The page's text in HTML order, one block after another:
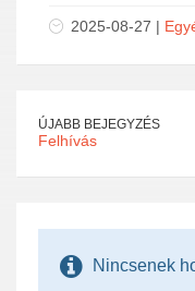
2025-08-27 |
ÚJABB BEJEGYZÉS
Felhívás
Nincsenek